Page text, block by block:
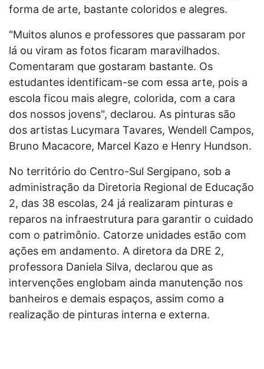
forma de arte, bastante coloridos e alegres.
"Muitos alunos e professores que passaram por
lá ou viram as fotos ficaram maravilhados.
Comentaram que gostaram bastante. Os
estudantes identificam-se com essa arte, pois a
escola ficou mais alegre, colorida, com a cara
dos nossos jovens", declarou. As pinturas são
dos artistas Lucymara Tavares, Wendell Campos,
Bruno Macacore, Marcel Kazo e Henry Hundson.
No território do Centro-Sul Sergipano, sob a
administração da Diretoria Regional de Educação
2, das 38 escolas, 24 já realizaram pinturas e
reparos na infraestrutura para garantir o cuidado
com o patrimônio. Catorze unidades estão com
ações em andamento. A diretora da DRE 2,
professora Daniela Silva, declarou que as
intervenções englobam ainda manutenção nos
banheiros e demais espaços, assim como a
realização de pinturas interna e externa.